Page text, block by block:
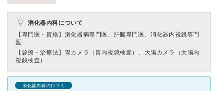
消化器内科について
【専門医・資格】 消化器病専門医、肝臓専門医、消化器内視鏡専門
医
【診療・治療法】 胃カメラ（胃内視鏡検査）、大腸カメラ（大腸内
視鏡検査）
消化器内科の口コミ